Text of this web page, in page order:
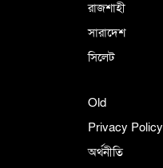
রাজশাহী
সারাদেশ
সিলেট
Old
Privacy Policy
অর্থনীতি